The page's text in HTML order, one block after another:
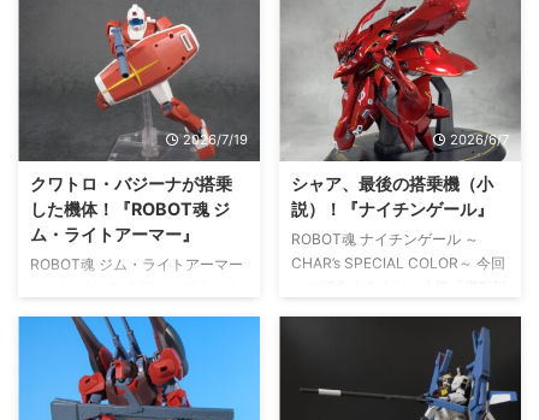
2026/7/19
クワトロ・バジーナが搭乗
した機体！『ROBOT魂 ジ
ム・ライトアーマー』
ROBOT魂 ジム・ライトアーマー
のは、『機動戦士ガンダム
MSV』より ROBOT魂 ジム・ラ
イトアーマー ver. A.N.I.M.E.！ 久
しぶりにROBOT魂からジムのバ
リエーション機が予約開始！ジ
2026/6/7
シャア、最後の搭乗機（小
説）！『ナイチンゲール』
ROBOT魂 ナイチンゲール ～
CHAR’s SPECIAL COLOR～ 今回
ROBOT魂 ナイチンゲール ～
CHAR’s SPECIAL COLOR～！ 現
在（2026/6時点）、新カラー版